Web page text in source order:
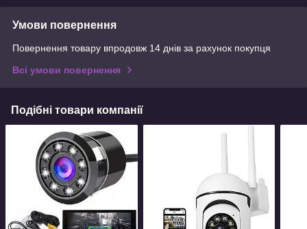
Умови повернення
Повернення товару впродовж 14 днів за рахунок покупця
Всі умови повернення
Подібні товари компанії